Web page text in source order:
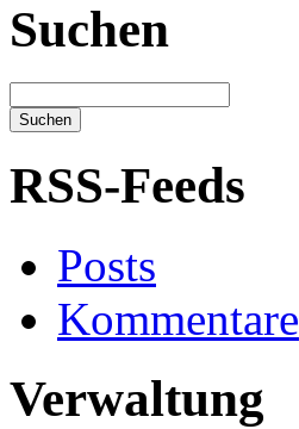
Suchen
RSS-Feeds
Posts
Kommentare
Verwaltung